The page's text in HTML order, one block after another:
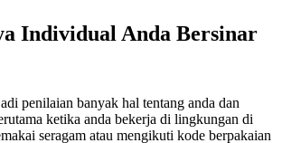
Individual Anda Bersinar
penilaian banyak hal tentang anda dan
ketika anda bekerja di lingkungan di
seragam atau mengikuti kode berpakaian